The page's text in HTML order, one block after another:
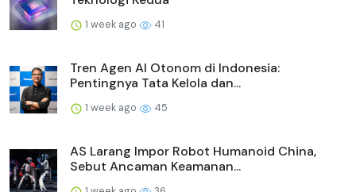
1 week ago 41
Tren Agen AI Otonom di Indonesia:
Pentingnya Tata Kelola dan...
1 week ago 45
AS Larang Impor Robot Humanoid China,
Sebut Ancaman Keamanan...